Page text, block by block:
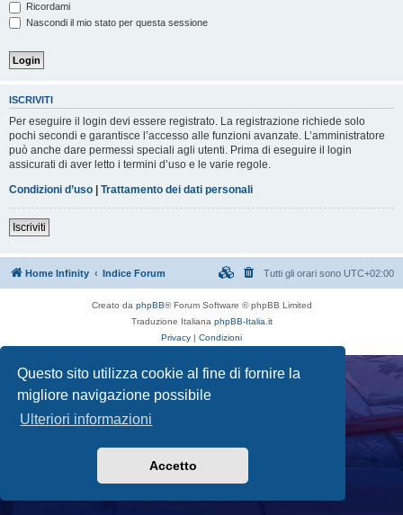
Questo sito utilizza cookie al fine di fornire la
migliore navigazione possibile
Ulteriori informazioni
Accetto
Ricordami
Nascondi il mio stato per questa sessione
ISCRIVITI
Per eseguire il login devi essere registrato. La registrazione richiede solo
pochi secondi e garantisce l’accesso alle funzioni avanzate. L’amministratore
può anche dare permessi speciali agli utenti. Prima di eseguire il login
assicurati di aver letto i termini d’uso e le varie regole.
Condizioni d’uso | Trattamento dei dati personali
Iscriviti
Home Infinity Indice Forum Tutti gli orari sono UTC+02:00
Creato da phpBB® Forum Software © phpBB Limited
Traduzione Italiana phpBB-Italia.it
Privacy | Condizioni